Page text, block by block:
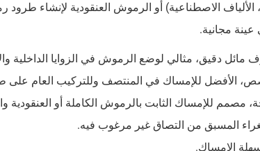
الاصطناعية) أو الرموش العنقودية لإنشاء
عينة مجانية.
المسبق من التصاق غير مرغوب فيه.
سهلة الإمساك.